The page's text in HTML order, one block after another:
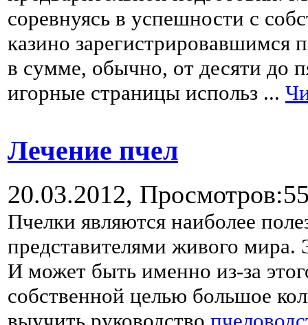
соревнуясь в успешности с
казино зарегистрировавшимся
в сумме, обычно, от десяти до
игорные страницы использ ...
Лечение пчел
20.03.2012,
Пчелки являются наиболее
представителями живого мира.
И может быть именно из-за
собственной целью большое